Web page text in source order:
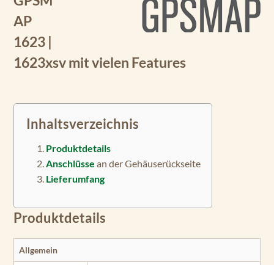
AP
1623 |
1623xsv mit vielen Features
Inhaltsverzeichnis
Produktdetails
Anschlüsse an der Gehäuserückseite
Lieferumfang
Produktdetails
Allgemein